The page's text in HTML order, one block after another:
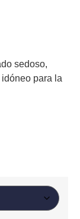
sedoso,
para la